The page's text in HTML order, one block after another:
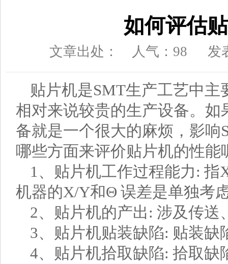
如何评估
文章出处： 人气： 98 发
贴片机是SMT生产工艺中
相对来说较贵的生产设备。
备就是一个很大的麻烦，影
哪些方面来评价贴片机的性能
1、贴片机工作过程能力:
机器的X/Y和Θ 误差是单独考
2、贴片机的产出: 涉及传
3、贴片机贴装缺陷: 贴装缺
4、贴片机拾取缺陷: 拾取